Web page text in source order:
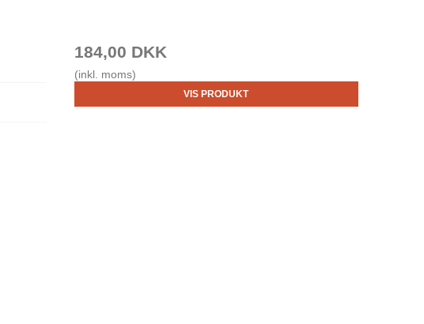
184,00 DKK
(inkl. moms)
VIS PRODUKT